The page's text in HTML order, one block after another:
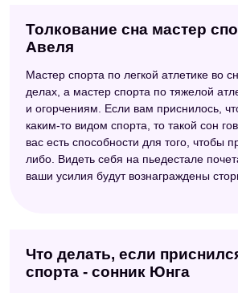
Толкование сна мастер
Авеля
Мастер спорта по легкой атлетике во
делах, а мастер спорта по тяжелой
и огорчениям. Если вам приснилось,
каким-то видом спорта, то такой сон
вас есть способности для того, чтобы
либо. Видеть себя на пьедестале
ваши усилия будут вознаграждены
Что делать, если
спорта - сонник Юнга